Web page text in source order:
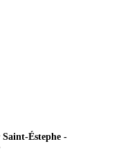
Saint-Éstephe -